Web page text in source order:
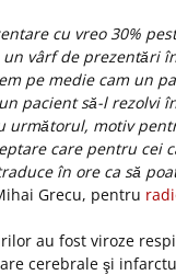
cu vreo 30%
un vârf de prezentări
pe medie cam un
pacient să-l rezolvi
următorul, motiv
care pentru cei
în ore ca să
Grecu, pentru
au fost viroze
cerebrale şi